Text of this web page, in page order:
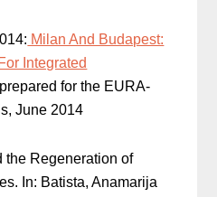
Milan And Budapest:
Integrated
for the EURA-
June 2014
the Regeneration of
In: Batista, Anamarija